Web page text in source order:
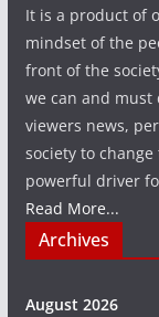
It is a product of
mindset of the
front of the
we can and
viewers news,
society to
powerful driver
Read More...
Archives
August 2026